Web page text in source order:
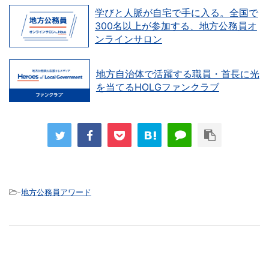
学びと人脈が自宅で手に入る。全国で
300名以上が参加する、地方公務員オ
ンラインサロン
地方自治体で活躍する職員・首長に光
を当てるHOLGファンクラブ
-地方公務員アワード